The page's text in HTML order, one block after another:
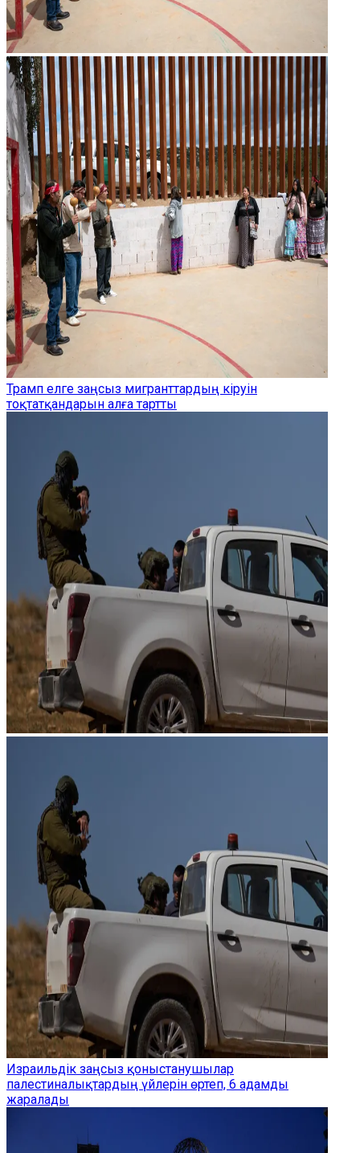
Трамп елге заңсыз мигранттардың кіруін
тоқтатқандарын алға тартты
Израильдік заңсыз қоныстанушылар
палестиналықтардың үйлерін өртеп, 6 адамды
жаралады